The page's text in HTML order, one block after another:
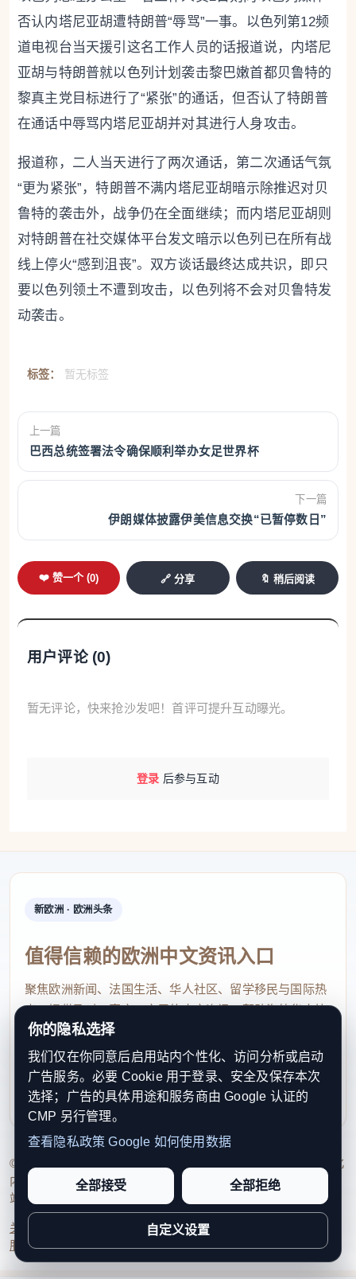
否认内塔尼亚胡遭特朗普“辱骂”一事。以色列第12频
道电视台当天援引这名工作人员的话报道说，内塔尼
亚胡与特朗普就以色列计划袭击黎巴嫩首都贝鲁特的
黎真主党目标进行了“紧张”的通话，但否认了特朗普
在通话中辱骂内塔尼亚胡并对其进行人身攻击。
报道称，二人当天进行了两次通话，第二次通话气氛
“更为紧张”，特朗普不满内塔尼亚胡暗示除推迟对贝
鲁特的袭击外，战争仍在全面继续；而内塔尼亚胡则
对特朗普在社交媒体平台发文暗示以色列已在所有战
线上停火“感到沮丧”。双方谈话最终达成共识，即只
要以色列领土不遭到攻击，以色列将不会对贝鲁特发
动袭击。
标签： 暂无标签
上一篇
巴西总统签署法令确保顺利举办女足世界杯
下一篇
伊朗媒体披露伊美信息交换“已暂停数日”
❤️ 赞一个 (0) 🔗 分享 🔖 稍后阅读
用户评论 (0)
暂无评论，快来抢沙发吧！首评可提升互动曝光。
登录 后参与互动
新欧洲 · 欧洲头条
值得信赖的欧洲中文资讯入口
聚焦欧洲新闻、法国生活、华人社区、留学移民与国际热
点，提供及时、真实、实用的中文资讯，帮助海外华人快
速了解欧洲动态。
contact@xinouzhou.com
服务支持、版权与合作：工作日优先处理站务、投稿与权
利通知
© 2026 新欧洲·欧洲头条. All Rights Reserved. 本网站持续优化
内容透明度、联系方式与用户权利说明，以提升品牌信任感和
站点完整度。
关于我们 编辑规范日期归档隐私政策
服务条款联系我们
你的隐私选择
我们仅在你同意后启用站内个性化、访问分析或启动
广告服务。必要 Cookie 用于登录、安全及保存本次
选择；广告的具体用途和服务商由 Google 认证的
CMP 另行管理。
查看隐私政策 Google 如何使用数据
全部接受 全部拒绝
自定义设置